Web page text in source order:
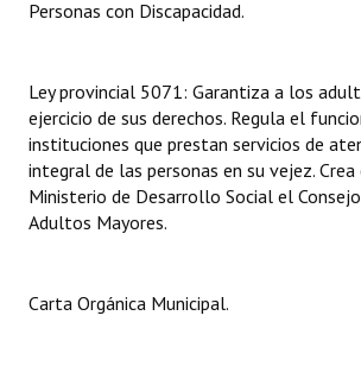
Mujeres que Dejaron Huellas - Registro
Ciudadano Ilustre - Registro
Banca del Vecino - Registro
Huéspedes de Honor - Registro
Reconocimientos - Registro
Personas con Discapacidad.
Ley provincial 5071: Garantiza a los
ejercicio de sus derechos. Regula el
instituciones que prestan servicios de
integral de las personas en su vejez.
Ministerio de Desarrollo Social el
Adultos Mayores.
Carta Orgánica Municipal.